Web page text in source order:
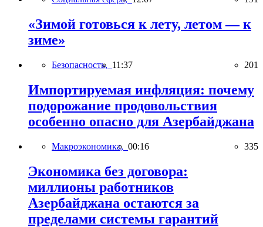
«Зимой готовься к лету, летом — к
зиме»
Безопасность, 11:37 201
Импортируемая инфляция: почему
подорожание продовольствия
особенно опасно для Азербайджана
Макроэкономика, 00:16 335
Экономика без договора:
миллионы работников
Азербайджана остаются за
пределами системы гарантий